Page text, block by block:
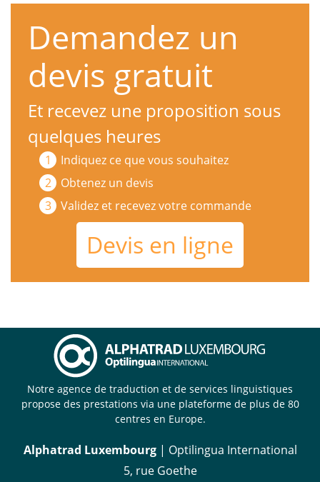
Demandez un
devis gratuit
Et recevez une proposition sous
quelques heures
Indiquez ce que vous souhaitez
Obtenez un devis
Validez et recevez votre commande
Devis en ligne
Notre agence de traduction et de services linguistiques
propose des prestations via une plateforme de plus de 80
centres en Europe.
Alphatrad Luxembourg | Optilingua International
5, rue Goethe